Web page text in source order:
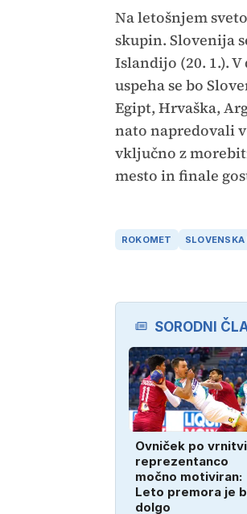
Na letošnjem
skupin. Slovenija
Islandijo (20. 1.).
uspeha se bo
Egipt, Hrvaška,
nato napredovali
vključno z
mesto in finale
ROKOMET
SORODNI
Ovniček po
reprezentanco
močno motiviran:
Leto premora je
dolgo